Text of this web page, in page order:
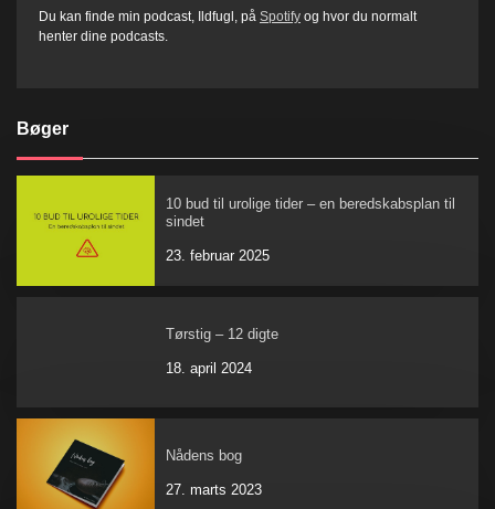
Du kan finde min podcast, Ildfugl, på Spotify og hvor du normalt
henter dine podcasts.
Bøger
10 bud til urolige tider – en beredskabsplan til
sindet
23. februar 2025
Tørstig – 12 digte
18. april 2024
Nådens bog
27. marts 2023